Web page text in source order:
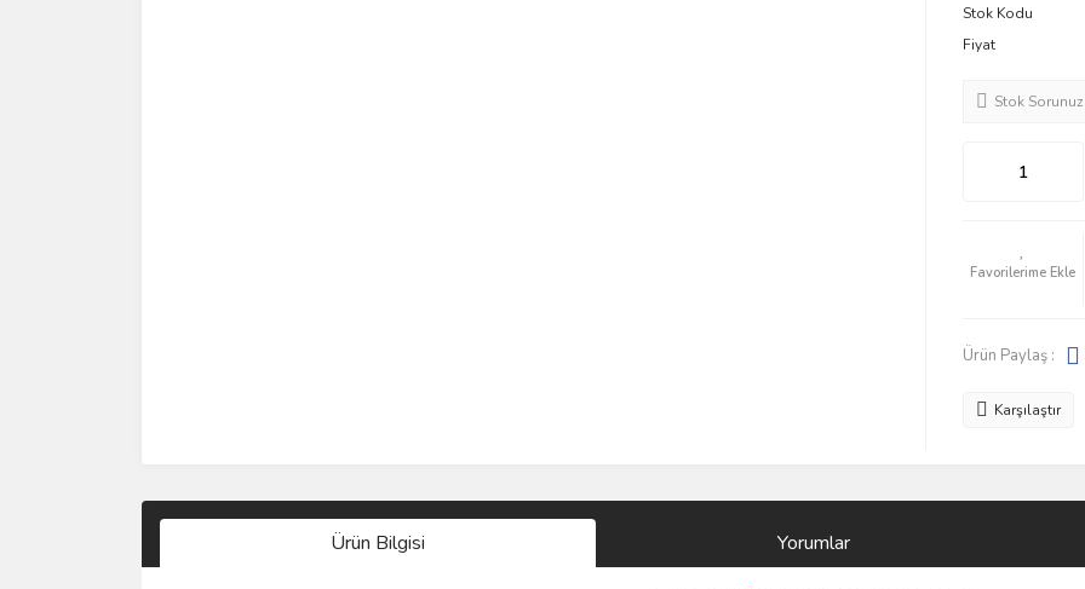
Stok Kodu
Fiyat
Stok Sorunuz
Ürün Paylaş :
Karşılaştır
Ürün Bilgisi Yorumlar